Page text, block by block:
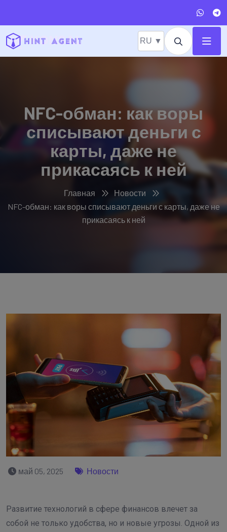
RU ▼
NFC-обман: как воры
списывают деньги с
карты, даже не
прикасаясь к ней
Главная
Новости
NFC-обман: как воры списывают деньги с карты, даже не
прикасаясь к ней
май 05, 2025 Новости
Развитие технологий в сфере финансов влечет за
собой не только удобства, но и новые угрозы. Одной из